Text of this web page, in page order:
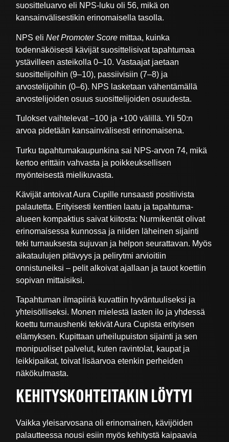
suositteluarvo eli NPS-luku oli 56, mikä on
kansainvälisestikin erinomaisella tasolla.
NPS eliNet Promoter Score mittaa, kuinka
todennäköisesti kävijät suosittelisivat tapahtumaa
ystävilleen asteikolla 0–10. Vastaajat jaetaan
suosittelijoihin (9–10), passiivisiin (7–8) ja
arvostelijoihin (0–6). NPS lasketaan vähentämällä
arvostelijoiden osuus suosittelijoiden osuudesta.
Tulokset vaihtelevat –100 ja +100 välillä. Yli 50:n
arvoa pidetään kansainvälisesti erinomaisena.
Turku tapahtumakaupunkina sai NPS-arvon 74, mikä
kertoo erittäin vahvasta ja poikkeuksellisen
myönteisestä mielikuvasta.
Kävijät antoivat Aura Cupille runsaasti positiivista
palautetta. Erityisesti kenttien laatu ja tapahtuma-
alueen kompaktius saivat kiitosta: Nurmikentät olivat
erinomaisessa kunnossa ja niiden läheinen sijainti
teki turnauksesta sujuvan ja helpon seurattavan. Myös
aikataulujen pitävyys ja pelirytmi arvioitiin
onnistuneiksi – pelit alkoivat ajallaan ja tauot koettiin
sopivan mittaisiksi.
Tapahtuman ilmapiiriä kuvattiin hyväntuuliseksi ja
yhteisölliseksi. Monen mielestä lasten ilo ja yhdessä
koettu turnaushenki tekivät Aura Cupista erityisen
elämyksen. Kupittaan urheilupuiston sijainti ja sen
monipuoliset palvelut, kuten ravintolat, kaupat ja
leikkipaikat, toivat lisäarvoa etenkin perheiden
näkökulmasta.
KEHITYSKOHTEITAKIN LÖYTYI
Vaikka yleisarvosana oli erinomainen, kävijöiden
palautteessa nousi esiin myös kehitystä kaipaavia